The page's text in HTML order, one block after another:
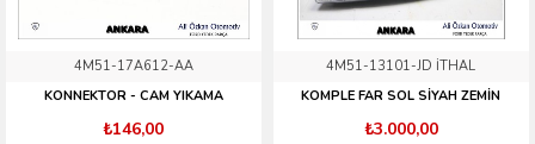
4M51-17A612-AA
KONNEKTOR - CAM YIKAMA
₺146,00
4M51-13101-JD İTHAL
KOMPLE FAR SOL SİYAH ZEMİN
₺3.000,00